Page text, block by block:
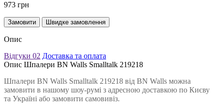
973 грн
Замовити Швидке замовлення
Опис
Відгуки 02 Доставка та оплата
Опис Шпалери BN Walls Smalltalk 219218
Шпалери BN Walls Smalltalk 219218 від BN Walls можна
замовити в нашому шоу-румі з адресною доставкою по Києву
та Україні або замовити самовивіз.